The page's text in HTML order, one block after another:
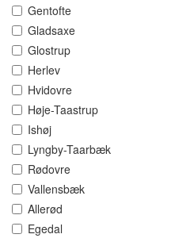
Gentofte
Gladsaxe
Glostrup
Herlev
Hvidovre
Høje-Taastrup
Ishøj
Lyngby-Taarbæk
Rødovre
Vallensbæk
Allerød
Egedal